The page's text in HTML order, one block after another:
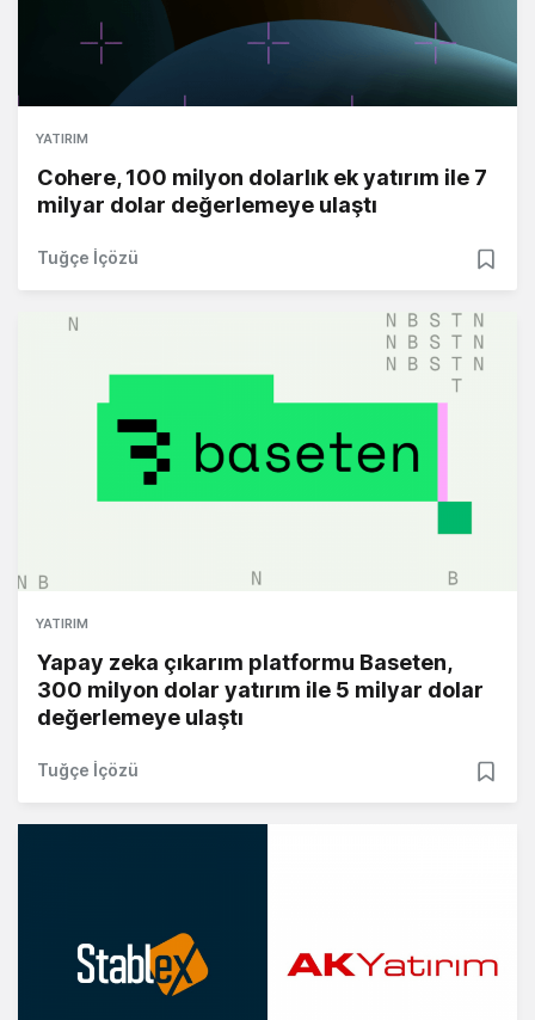
YATIRIM
Cohere, 100 milyon dolarlık ek yatırım ile 7
milyar dolar değerlemeye ulaştı
Tuğçe İçözü
YATIRIM
Yapay zeka çıkarım platformu Baseten,
300 milyon dolar yatırım ile 5 milyar dolar
değerlemeye ulaştı
Tuğçe İçözü